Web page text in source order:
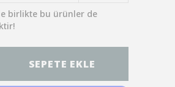
birlikte bu ürünler de
SEPETE EKLE